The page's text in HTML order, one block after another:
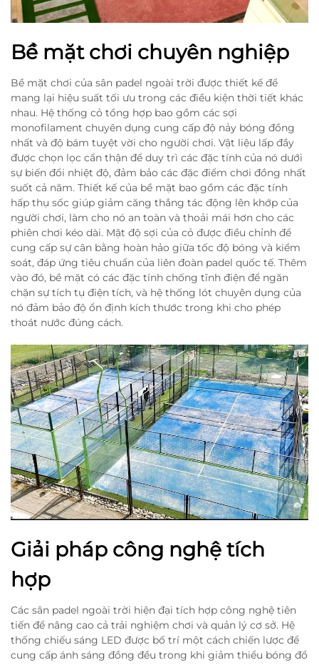
Bề mặt chơi chuyên nghiệp
Bề mặt chơi của sân padel ngoài trời được thiết kế để
mang lại hiệu suất tối ưu trong các điều kiện thời tiết khác
nhau. Hệ thống cỏ tổng hợp bao gồm các sợi
monofilament chuyên dụng cung cấp độ nảy bóng đồng
nhất và độ bám tuyệt vời cho người chơi. Vật liệu lấp đầy
được chọn lọc cẩn thận để duy trì các đặc tính của nó dưới
sự biến đổi nhiệt độ, đảm bảo các đặc điểm chơi đồng nhất
suốt cả năm. Thiết kế của bề mặt bao gồm các đặc tính
hấp thụ sốc giúp giảm căng thẳng tác động lên khớp của
người chơi, làm cho nó an toàn và thoải mái hơn cho các
phiên chơi kéo dài. Mật độ sợi của cỏ được điều chỉnh để
cung cấp sự cân bằng hoàn hảo giữa tốc độ bóng và kiểm
soát, đáp ứng tiêu chuẩn của liên đoàn padel quốc tế. Thêm
vào đó, bề mặt có các đặc tính chống tĩnh điện để ngăn
chặn sự tích tụ điện tích, và hệ thống lót chuyên dụng của
nó đảm bảo độ ổn định kích thước trong khi cho phép
thoát nước đúng cách.
Giải pháp công nghệ tích
hợp
Các sân padel ngoài trời hiện đại tích hợp công nghệ tiên
tiến để nâng cao cả trải nghiệm chơi và quản lý cơ sở. Hệ
thống chiếu sáng LED được bố trí một cách chiến lược để
cung cấp ánh sáng đồng đều trong khi giảm thiểu bóng đổ